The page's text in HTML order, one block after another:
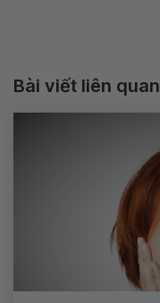
Bài viết liên quan